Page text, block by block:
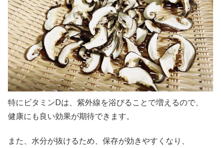
特にビタミンDは、紫外線を浴びることで増えるので、
健康にも良い効果が期待できます。
また、水分が抜けるため、保存が効きやすくなり、